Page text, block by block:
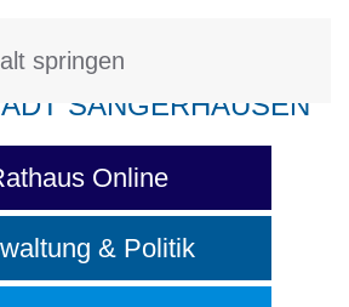
springen
SANGERHAUSEN
Online
& Politik